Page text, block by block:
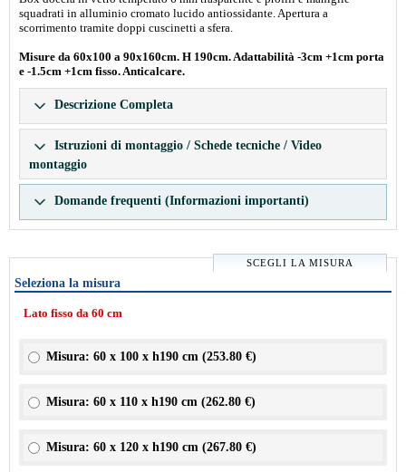
squadrati in alluminio cromato lucido antiossidante. Apertura a
scorrimento tramite doppi cuscinetti a sfera.
Misure da 60x100 a 90x160cm. H 190cm. Adattabilità -3cm +1cm porta
e -1.5cm +1cm fisso. Anticalcare.
Descrizione Completa
Istruzioni di montaggio / Schede tecniche / Video
montaggio
Domande frequenti (Informazioni importanti)
SCEGLI LA MISURA
Seleziona la misura
Lato fisso da 60 cm
Misura: 60 x 100 x h190 cm (253.80 €)
Misura: 60 x 110 x h190 cm (262.80 €)
Misura: 60 x 120 x h190 cm (267.80 €)